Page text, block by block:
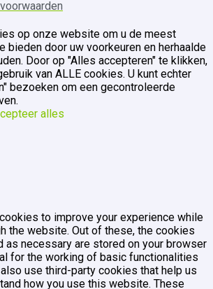
op onze website om u de meest
bieden door uw voorkeuren en herhaalde
Door op "Alles accepteren" te klikken,
van ALLE cookies. U kunt echter
bezoeken om een ​​gecontroleerde
alles
to improve your experience while
the website. Out of these, the cookies
as necessary are stored on your browser
for the working of basic functionalities
use third-party cookies that help us
how you use this website. These